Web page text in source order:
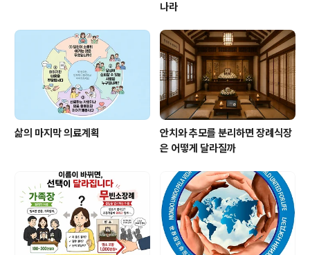
나라
삶의 마지막 의료계획
안치와 추모를 분리하면 장례식장
은 어떻게 달라질까